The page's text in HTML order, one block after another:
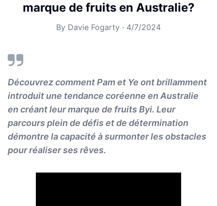
marque de fruits en Australie?
By Davie Fogarty · 4/7/2024
Découvrez comment Pam et Ye ont brillamment
introduit une tendance coréenne en Australie
en créant leur marque de fruits Byi. Leur
parcours plein de défis et de détermination
démontre la capacité à surmonter les obstacles
pour réaliser ses rêves.